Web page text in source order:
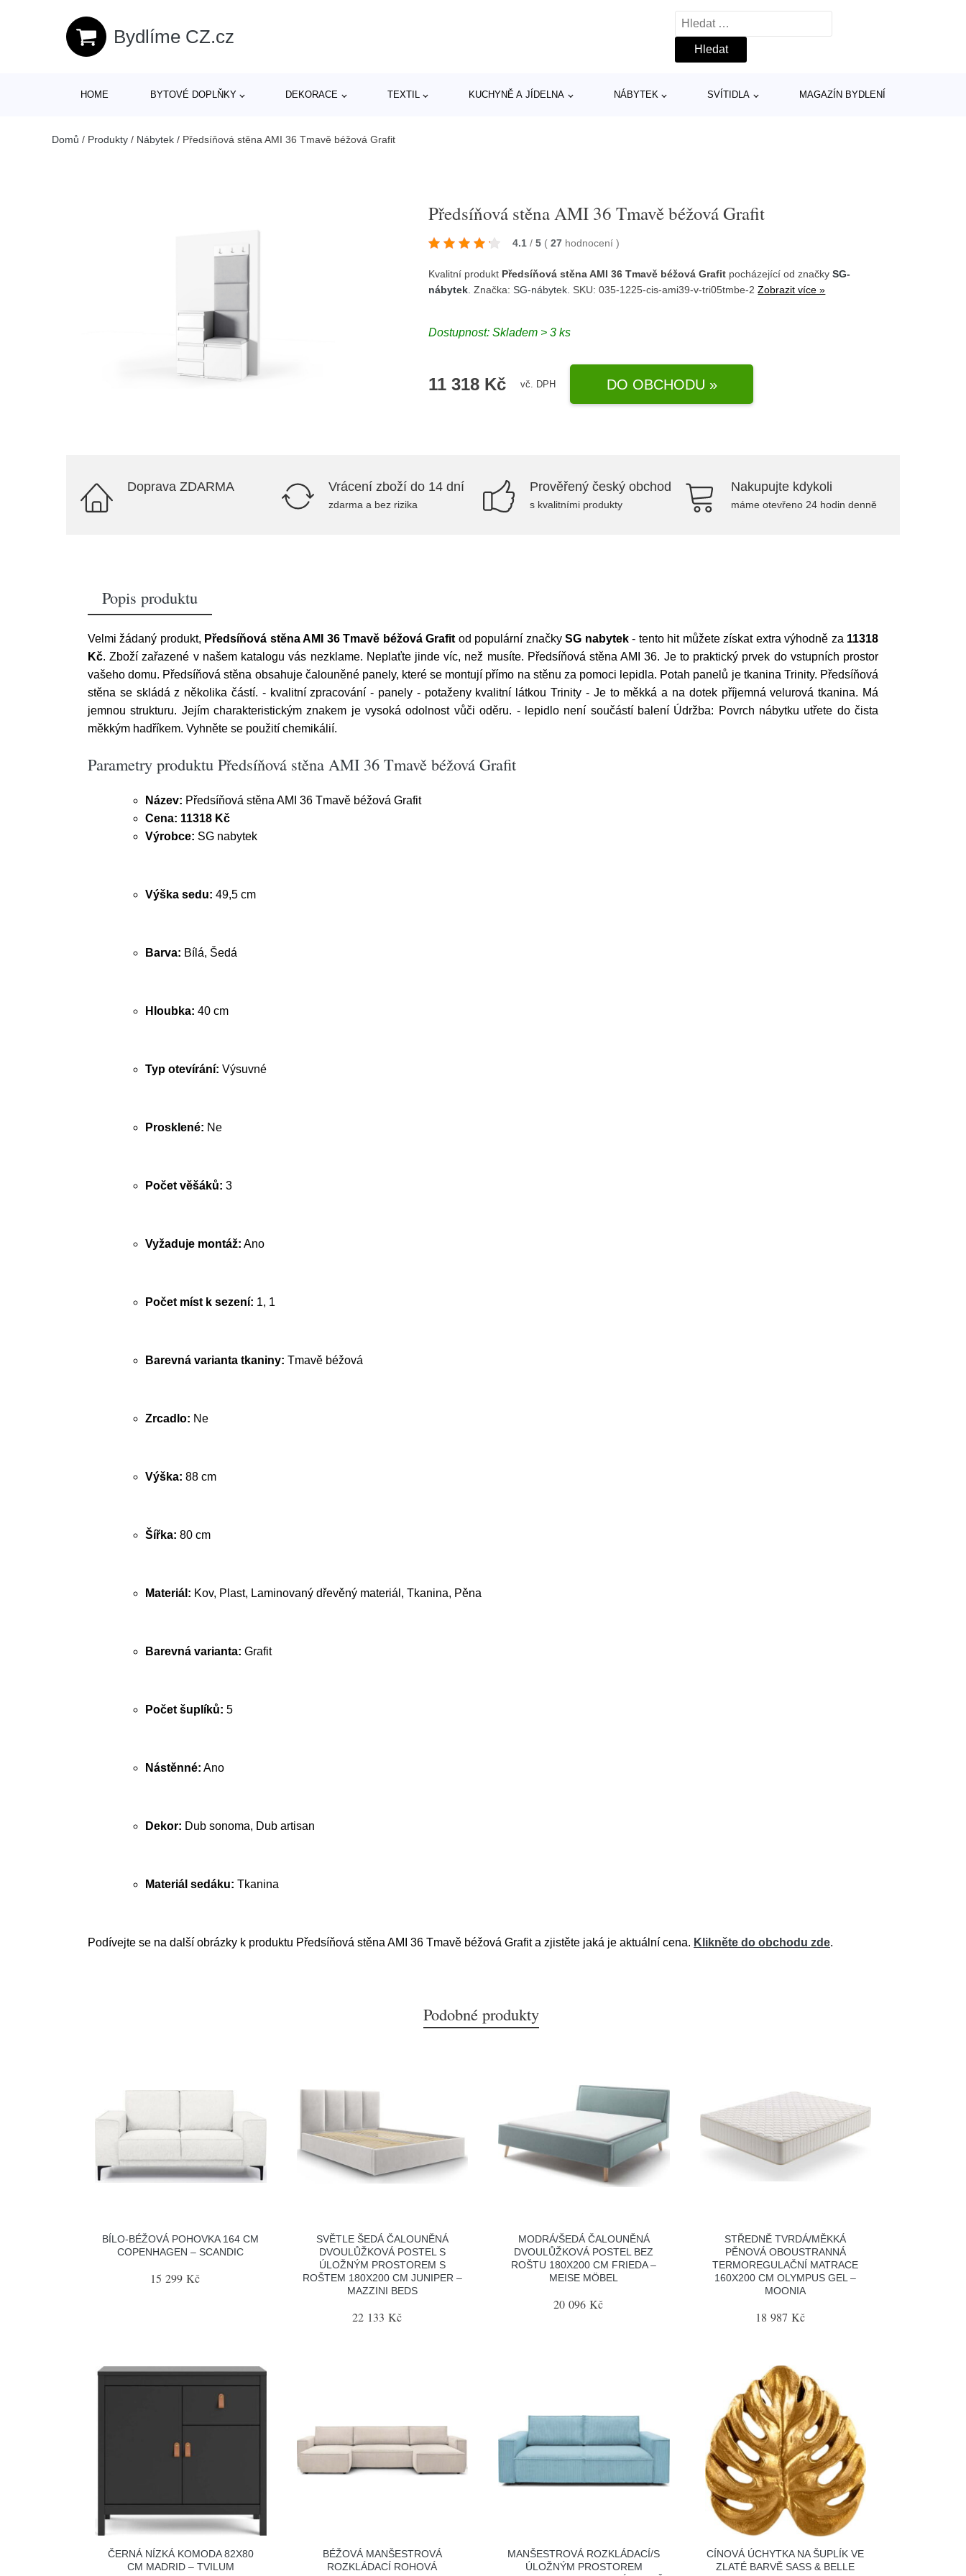
Bydlíme CZ.cz
Vyhledávání
HOME BYTOVÉ DOPLŇKY DEKORACE TEXTIL KUCHYNĚ A JÍDELNA NÁBYTEK SVÍTIDLA MAGAZÍN BYDLENÍ
Domů / Produkty / Nábytek / Předsíňová stěna AMI 36 Tmavě béžová Grafit
Předsíňová stěna AMI 36 Tmavě béžová Grafit
4.1 / 5 ( 27 hodnocení)
Kvalitní produkt Předsíňová stěna AMI 36 Tmavě béžová Grafit pocházející od značkySG-
nábytek . Značka:SG-nábytek . SKU: 035-1225-cis-ami39-v-tri05tmbe-2Zobrazit více »
Dostupnost:Skladem > 3 ks
11 318 Kč vč. DPH DO OBCHODU »
Doprava ZDARMA Vrácení zboží do 14 dní
zdarma a bez rizika
Prověřený český obchod
s kvalitními produkty
Nakupujte kdykoli
máme otevřeno 24 hodin denně
Popis produktu
Velmi žádaný produkt, Předsíňová stěna AMI 36 Tmavě béžová Grafit od populární značkySG nabytek- tento hit můžete získat extra výhodně za 11318
Kč. Zboží zařazené v našem katalogu vás nezklame. Neplaťte jinde víc, než musíte. Předsíňová stěna AMI 36. Je to praktický prvek do vstupních prostor
vašeho domu. Předsíňová stěna obsahuje čalouněné panely, které se montují přímo na stěnu za pomoci lepidla. Potah panelů je tkanina Trinity. Předsíňová
stěna se skládá z několika částí. - kvalitní zpracování - panely - potaženy kvalitní látkou Trinity - Je to měkká a na dotek příjemná velurová tkanina. Má
jemnou strukturu. Jejím charakteristickým znakem je vysoká odolnost vůči oděru. - lepidlo není součástí balení Údržba: Povrch nábytku utřete do čista
měkkým hadříkem. Vyhněte se použití chemikálií.
Parametry produktu Předsíňová stěna AMI 36 Tmavě béžová Grafit
Název: Předsíňová stěna AMI 36 Tmavě béžová Grafit
Cena: 11318 Kč
Výrobce: SG nabytek
Výška sedu: 49,5 cm
Barva: Bílá, Šedá
Hloubka: 40 cm
Typ otevírání: Výsuvné
Prosklené: Ne
Počet věšáků: 3
Vyžaduje montáž: Ano
Počet míst k sezení: 1, 1
Barevná varianta tkaniny: Tmavě béžová
Zrcadlo: Ne
Výška: 88 cm
Šířka: 80 cm
Materiál: Kov, Plast, Laminovaný dřevěný materiál, Tkanina, Pěna
Barevná varianta: Grafit
Počet šuplíků: 5
Nástěnné: Ano
Dekor: Dub sonoma, Dub artisan
Materiál sedáku: Tkanina
Podívejte se na další obrázky k produktu Předsíňová stěna AMI 36 Tmavě béžová Grafit a zjistěte jaká je aktuální cena. Klikněte do obchodu zde.
Podobné produkty
BÍLO-BÉŽOVÁ POHOVKA 164 CM
COPENHAGEN – SCANDIC
15 299 Kč
SVĚTLE ŠEDÁ ČALOUNĚNÁ
DVOULŮŽKOVÁ POSTEL S
ÚLOŽNÝM PROSTOREM S
ROŠTEM 180X200 CM JUNIPER –
MAZZINI BEDS
22 133 Kč
MODRÁ/ŠEDÁ ČALOUNĚNÁ
DVOULŮŽKOVÁ POSTEL BEZ
ROŠTU 180X200 CM FRIEDA –
MEISE MÖBEL
20 096 Kč
STŘEDNĚ TVRDÁ/MĚKKÁ
PĚNOVÁ OBOUSTRANNÁ
TERMOREGULAČNÍ MATRACE
160X200 CM OLYMPUS GEL –
MOONIA
18 987 Kč
ČERNÁ NÍZKÁ KOMODA 82X80
CM MADRID – TVILUM
BÉŽOVÁ MANŠESTROVÁ
ROZKLÁDACÍ ROHOVÁ
MANŠESTROVÁ ROZKLÁDACÍ/S
ÚLOŽNÝM PROSTOREM
CÍNOVÁ ÚCHYTKA NA ŠUPLÍK VE
ZLATÉ BARVĚ SASS & BELLE